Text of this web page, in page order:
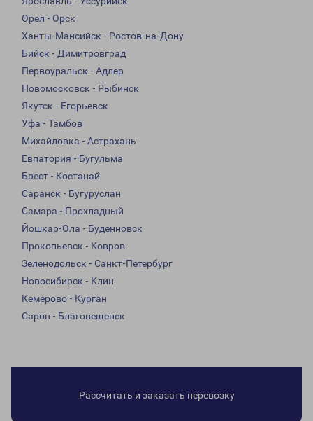
Орел - Орск
Ханты-Мансийск - Ростов-на-Дону
Бийск - Димитровград
Первоуральск - Адлер
Новомосковск - Рыбинск
Якутск - Егорьевск
Уфа - Тамбов
Михайловка - Астрахань
Евпатория - Бугульма
Брест - Костанай
Саранск - Бугуруслан
Самара - Прохладный
Йошкар-Ола - Буденновск
Прокопьевск - Ковров
Зеленодольск - Санкт-Петербург
Новосибирск - Клин
Кемерово - Курган
Саров - Благовещенск
Рассчитать и заказать перевозку